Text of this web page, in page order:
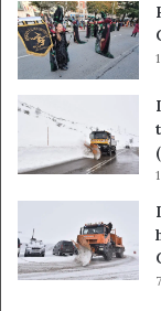
En esta
durante los
se ha continuado
matrículas. Así,
la Comunidad
Castilla y León
consejera.
atractivos. Para
bajada adicional